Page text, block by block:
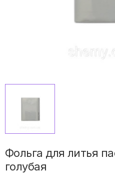
Фольга для литья
голубая